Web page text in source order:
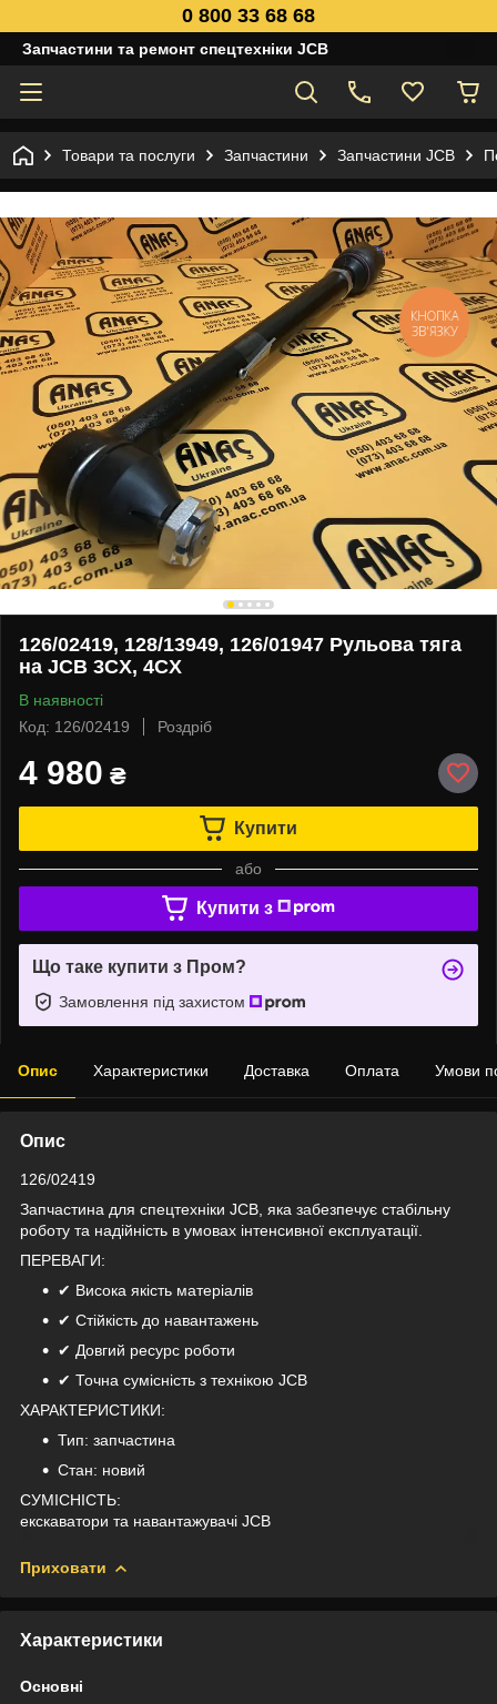
0 800 33 68 68
Запчастини та ремонт спецтехніки JCB
Товари та послуги Запчастини Запчастини JCB
126/02419, 128/13949, 126/01947 Рульова тяга
на JCB 3CX, 4CX
В наявності
Код: 126/02419
Роздріб
4 980 ₴
Купити
або
Купити з
Що таке купити з Пром?
Замовлення під захистом
Опис Характеристики Доставка Оплата Умови
Опис
126/02419
Запчастина для спецтехніки JCB, яка забезпечує стабільну
роботу та надійність в умовах інтенсивної експлуатації.
ПЕРЕВАГИ:
✔ Висока якість матеріалів
✔ Стійкість до навантажень
✔ Довгий ресурс роботи
✔ Точна сумісність з технікою JCB
ХАРАКТЕРИСТИКИ:
Тип: запчастина
Стан: новий
СУМІСНІСТЬ:
екскаватори та навантажувачі JCB
Приховати
Характеристики
Основні
КНОПКА
ЗВ'ЯЗКУ